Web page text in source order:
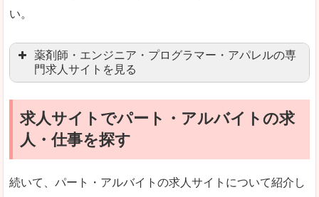
検索人気キーワードの上位が「40代」「50代」
使いやすさ
文字が大きくて見やすいです。
い。
薬剤師・エンジニア・プログラマー・アパレルの専
門求人サイトを見る
マイナビ薬剤師
リクナビ薬剤師
ファルマスタッフ
薬キャリ(エムスリー)
求人サイトでパート・アルバイトの求
人・仕事を探す
続いて、パート・アルバイトの求人サイトについて紹介し